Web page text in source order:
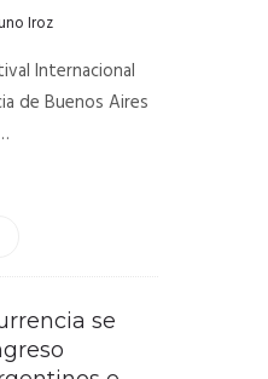
Iroz
Internacional
de Buenos Aires
se